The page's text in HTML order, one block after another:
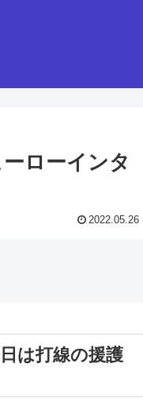
ローインタ
2022.05.26
は打線の援護